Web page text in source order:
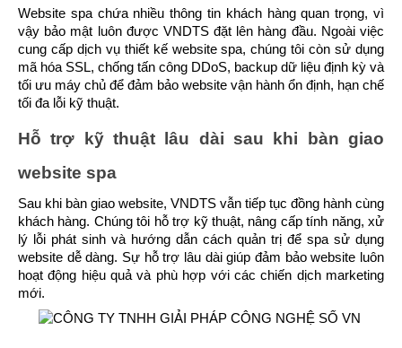
Website spa chứa nhiều thông tin khách hàng quan trọng, vì
vậy bảo mật luôn được VNDTS đặt lên hàng đầu. Ngoài việc
cung cấp dịch vụ thiết kế website spa, chúng tôi còn sử dụng
mã hóa SSL, chống tấn công DDoS, backup dữ liệu định kỳ và
tối ưu máy chủ để đảm bảo website vận hành ổn định, hạn chế
tối đa lỗi kỹ thuật.
Hỗ trợ kỹ thuật lâu dài sau khi bàn giao
website spa
Sau khi bàn giao website, VNDTS vẫn tiếp tục đồng hành cùng
khách hàng. Chúng tôi hỗ trợ kỹ thuật, nâng cấp tính năng, xử
lý lỗi phát sinh và hướng dẫn cách quản trị để spa sử dụng
website dễ dàng. Sự hỗ trợ lâu dài giúp đảm bảo website luôn
hoạt động hiệu quả và phù hợp với các chiến dịch marketing
mới.